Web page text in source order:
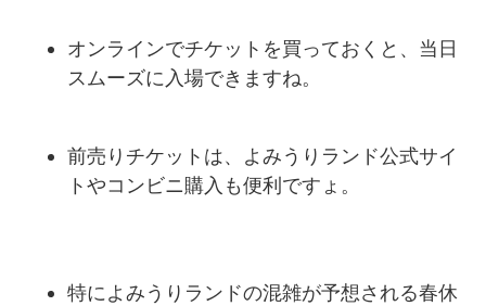
オンラインでチケットを買っておくと、当日
スムーズに入場できますね。
前売りチケットは、よみうりランド公式サイ
トやコンビニ購入も便利ですょ。
特によみうりランドの混雑が予想される春休